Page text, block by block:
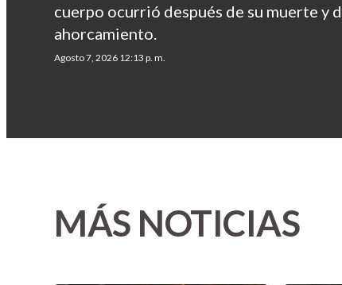
cuerpo ocurrió después de su muerte y
ahorcamiento.
Agosto 7, 2026 12:13 p. m.
MÁS NOTICIAS